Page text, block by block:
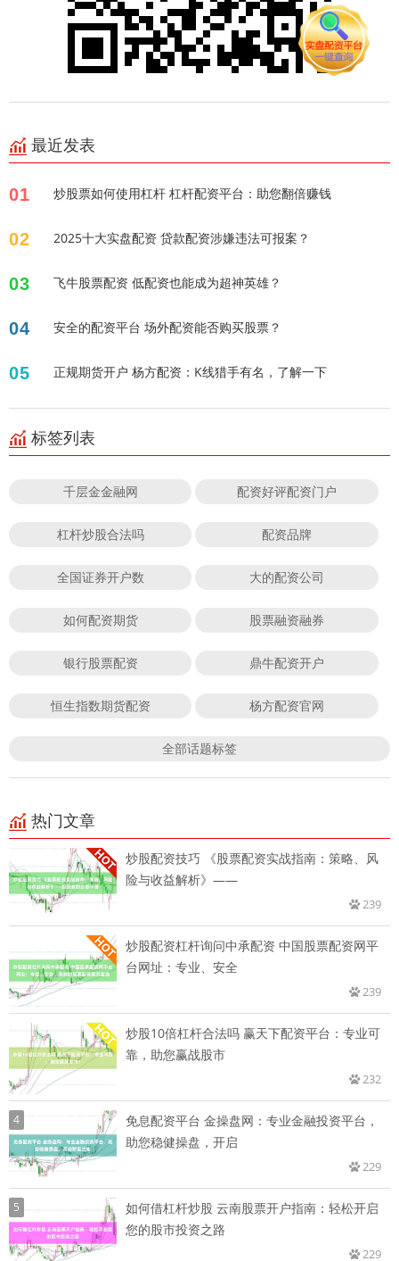
最近发表
01 炒股票如何使用杠杆 杠杆配资平台：助您翻倍赚钱
02 2025十大实盘配资 贷款配资涉嫌违法可报案？
03 飞牛股票配资 低配资也能成为超神英雄？
04 安全的配资平台 场外配资能否购买股票？
05 正规期货开户 杨方配资：K线猎手有名，了解一下
标签列表
千层金金融网 配资好评配资门户
杠杆炒股合法吗 配资品牌
全国证券开户数 大的配资公司
如何配资期货 股票融资融券
银行股票配资 鼎牛配资开户
恒生指数期货配资 杨方配资官网
全部话题标签
热门文章
炒股配资技巧 《股票配资实战指南：策略、风
险与收益解析》——
239
炒股配资杠杆询问中承配资 中国股票配资网平
台网址：专业、安全
239
炒股10倍杠杆合法吗 赢天下配资平台：专业可
靠，助您赢战股市
232
4
免息配资平台 金操盘网：专业金融投资平台，
助您稳健操盘，开启
229
5
如何借杠杆炒股 云南股票开户指南：轻松开启
您的股市投资之路
229